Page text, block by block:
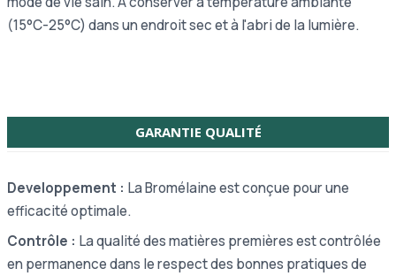
(15°C-25°C) dans un endroit sec et à l'abri de la lumière.
GARANTIE QUALITÉ
Developpement : La Bromélaine est conçue pour une
efficacité optimale.
Contrôle : La qualité des matières premières est contrôlée
en permanence dans le respect des bonnes pratiques de